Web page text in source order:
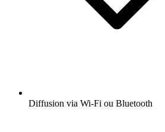
Diffusion via Wi-Fi ou Bluetooth